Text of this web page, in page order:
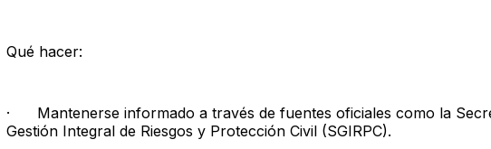
Qué hacer:
· Mantenerse informado a través de fuentes oficiales como la
Gestión Integral de Riesgos y Protección Civil (SGIRPC).